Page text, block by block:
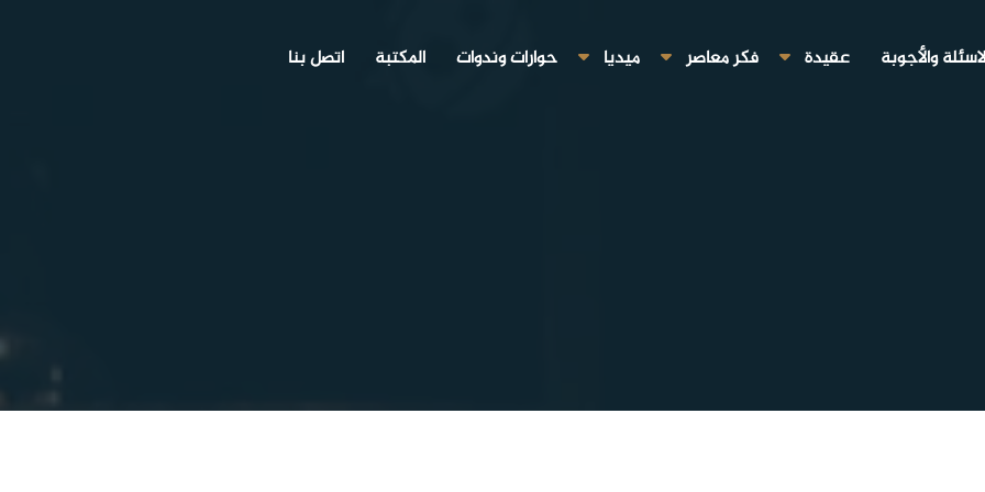
والأجوبة عقيدة فكر معاصر ميديا حوارات وندوات المكتبة اتصل بنا